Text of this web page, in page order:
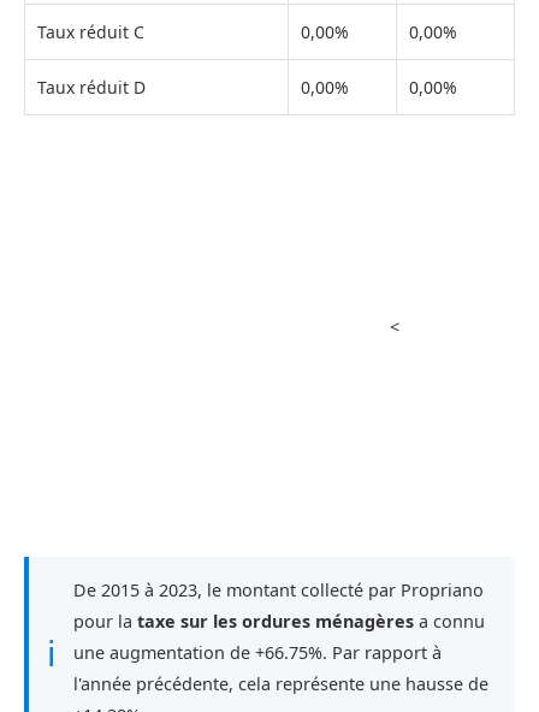
Taux réduit C 0,00% 0,00%
Taux réduit D 0,00% 0,00%
<
ℹ
De 2015 à 2023, le montant collecté par Propriano
pour la taxe sur les ordures ménagères a connu
une augmentation de +66.75%. Par rapport à
l'année précédente, cela représente une hausse de